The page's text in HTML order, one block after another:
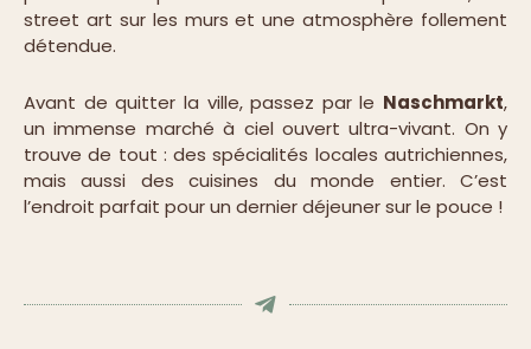
street art sur les murs et une atmosphère follement
détendue.
Avant de quitter la ville, passez par le Naschmarkt,
un immense marché à ciel ouvert ultra-vivant. On y
trouve de tout : des spécialités locales autrichiennes,
mais aussi des cuisines du monde entier. C’est
l’endroit parfait pour un dernier déjeuner sur le pouce !